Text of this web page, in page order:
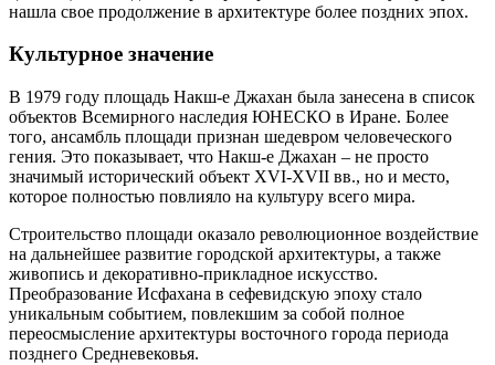
нашла свое продолжение в архитектуре более поздних эпох.
Культурное значение
В 1979 году площадь Накш-е Джахан была занесена в список
объектов Всемирного наследия ЮНЕСКО в Иране. Более
того, ансамбль площади признан шедевром человеческого
гения. Это показывает, что Накш-е Джахан – не просто
значимый исторический объект XVI-XVII вв., но и место,
которое полностью повлияло на культуру всего мира.
Строительство площади оказало революционное воздействие
на дальнейшее развитие городской архитектуры, а также
живопись и декоративно-прикладное искусство.
Преобразование Исфахана в сефевидскую эпоху стало
уникальным событием, повлекшим за собой полное
переосмысление архитектуры восточного города периода
позднего Средневековья.